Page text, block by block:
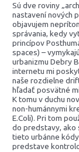
Sú dve roviny
nastavení nových
objavujem
správania, kedy
princípov
spaces) –
urbanizmu Debry
internetu mi
naše rozdielne
hľadať posvätné
K tomu v duchu
non-humánnymi
E.Coli). Pri tom
do predstavy, ako
tieto urbánne
predstave